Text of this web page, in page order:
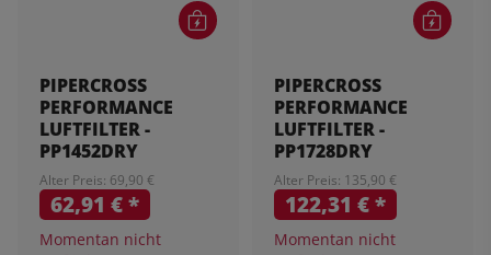
PIPERCROSS
PERFORMANCE
LUFTFILTER -
PP1452DRY
Alter Preis: 69,90 €
62,91 €*
Momentan nicht
PIPERCROSS
PERFORMANCE
LUFTFILTER -
PP1728DRY
Alter Preis: 135,90 €
122,31 €*
Momentan nicht